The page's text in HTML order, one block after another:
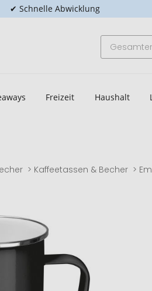
✔ Schnelle Abwicklung
Freizeit Haushalt
Kaffeetassen & Becher